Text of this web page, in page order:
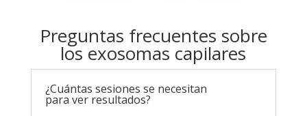
Preguntas frecuentes sobre
los exosomas capilares
¿Cuántas sesiones se necesitan
para ver resultados?